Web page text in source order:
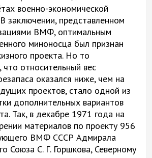
военно-экономической
заключении, представленном
ВМФ, оптимальным
миноносца был признан
проекта. Но то
что относительный вес
оказался ниже, чем на
проектов, стало одной из
дополнительных вариантов
Так, в декабре 1971 года на
материалов по проекту 956
ВМФ СССР Адмирала
Союза С. Г. Горшкова, Северному